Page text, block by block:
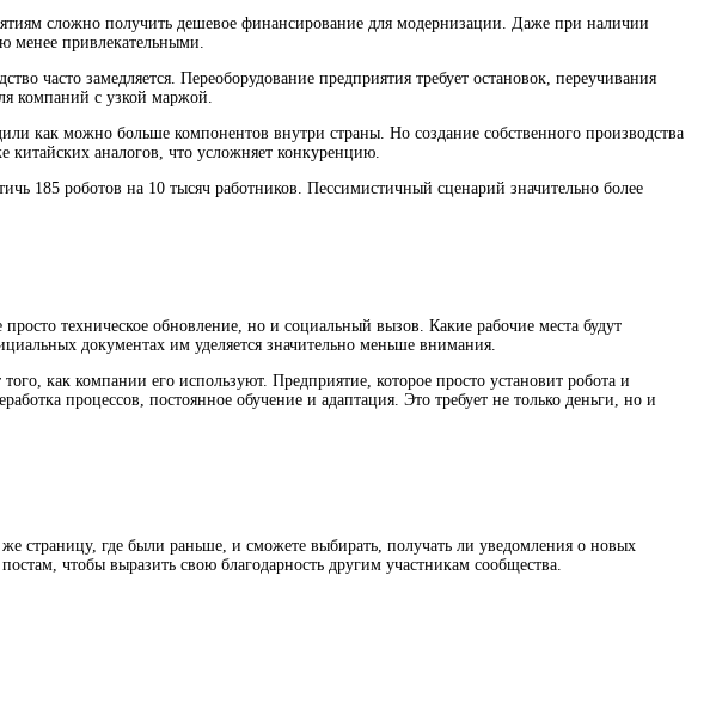
сложно получить дешевое финансирование для модернизации. Даже при наличии
менее привлекательными.
часто замедляется. Переоборудование предприятия требует остановок, переучивания
компаний с узкой маржой.
как можно больше компонентов внутри страны. Но создание собственного производства
китайских аналогов, что усложняет конкуренцию.
185 роботов на 10 тысяч работников. Пессимистичный сценарий значительно более
техническое обновление, но и социальный вызов. Какие рабочие места будут
документах им уделяется значительно меньше внимания.
как компании его используют. Предприятие, которое просто установит робота и
процессов, постоянное обучение и адаптация. Это требует не только деньги, но и
страницу, где были раньше, и сможете выбирать, получать ли уведомления о новых
чтобы выразить свою благодарность другим участникам сообщества.